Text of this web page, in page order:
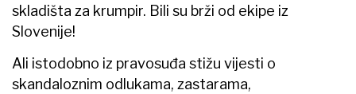
skladišta za krumpir. Bili su brži od ekipe iz
Slovenije!
Ali istodobno iz pravosuđa stižu vijesti o
skandaloznim odlukama, zastarama,